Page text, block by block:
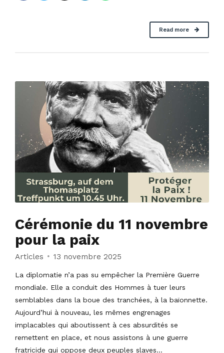
Read more
Cérémonie du 11 novembre
pour la paix
Articles 13 novembre 2025
La diplomatie n’a pas su empêcher la Première Guerre
mondiale. Elle a conduit des Hommes à tuer leurs
semblables dans la boue des tranchées, à la baïonnette.
Aujourd’hui à nouveau, les mêmes engrenages
implacables qui aboutissent à ces absurdités se
remettent en place, et nous assistons à une guerre
fratricide qui oppose deux peuples slaves...